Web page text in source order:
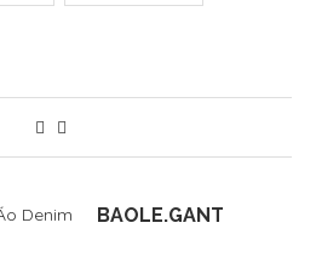
BAOLE.GANT